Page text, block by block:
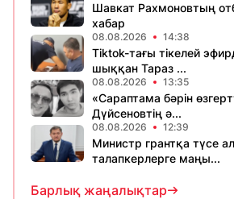
Шавкат Рахмоновтың
хабар
08.08.2026 14:38
Tiktok-тағы тікелей
шыққан Тараз ...
08.08.2026 13:35
«Сараптама бәрін
Дүйсеновтің ә...
08.08.2026 12:39
Министр грантқа түсе
талапкерлерге маңы...
Барлық жаңалықтар